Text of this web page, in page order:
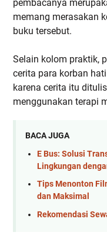
pembacanya
memang merasakan
buku tersebut.
Selain kolom praktik,
cerita para korban
karena cerita itu
menggunakan terapi
BACA JUGA
E Bus: Solusi
Lingkungan
Tips Menonton
dan Maksimal
Rekomendasi